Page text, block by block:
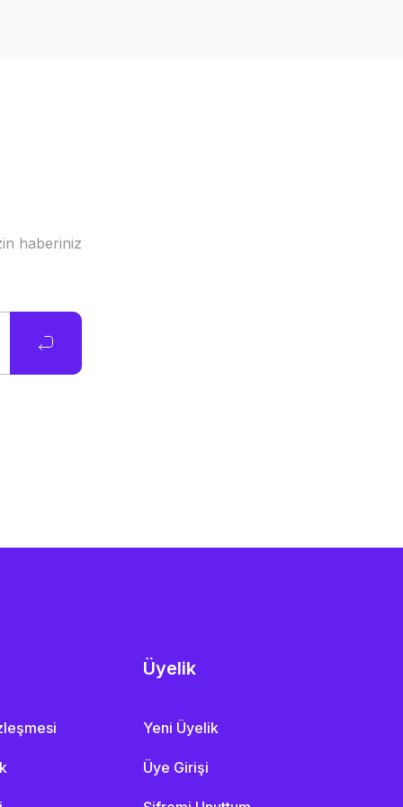
haberiniz
Üyelik
Yeni Üyelik
Üye Girişi